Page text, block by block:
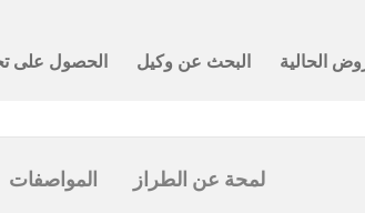
لمحة عن الطراز المواصفات